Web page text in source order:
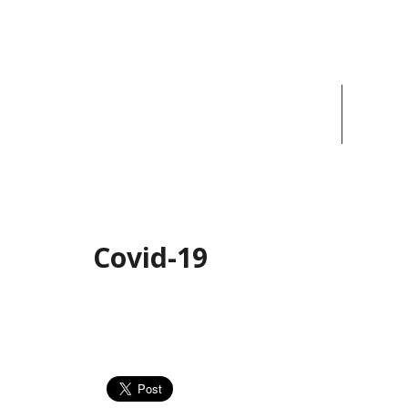
Covid-19